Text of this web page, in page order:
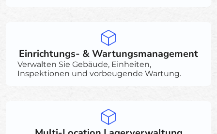
Einrichtungs- & Wartungsmanagement
Verwalten Sie Gebäude, Einheiten,
Inspektionen und vorbeugende Wartung.